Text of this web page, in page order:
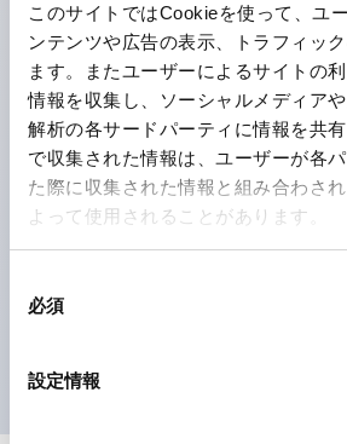
このサイトではCookieを使って、ユ
ンテンツや広告の表示、トラフィッ
ます。またユーザーによるサイトの
情報を収集し、ソーシャルメディア
解析の各サードパーティに情報を共
で収集された情報は、ユーザーが各
た際に収集された情報と組み合わさ
よって使用されることがあります。
必須
設定情報
チも完備。
ワールドワイドなニーズに対応す
1つで6色の役をこなすLED球（
ごとに分かれていたLED球を、1色
現できるようにしました。
カラーユニバーサルデザインに対
ISO 3864-4安全色に対応。危険時